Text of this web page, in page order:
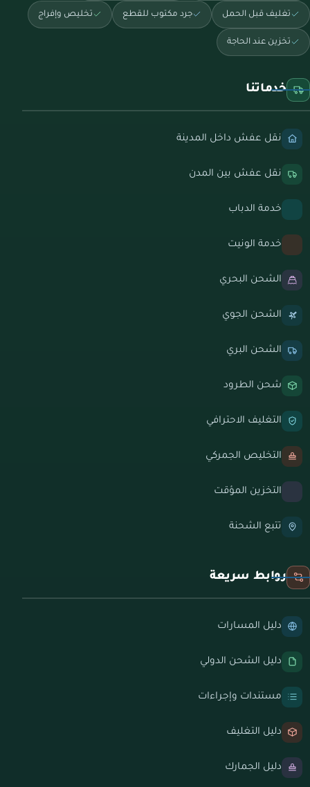
تغليف قبل الحمل جرد مكتوب للقطع تخليص وإفراج
تخزين عند الحاجة
خدماتنا
نقل عفش داخل المدينة
نقل عفش بين المدن
خدمة الدباب
خدمة الونيت
الشحن البحري
الشحن الجوي
الشحن البري
شحن الطرود
التغليف الاحترافي
التخليص الجمركي
التخزين المؤقت
تتبع الشحنة
روابط سريعة
دليل المسارات
دليل الشحن الدولي
مستندات وإجراءات
دليل التغليف
دليل الجمارك